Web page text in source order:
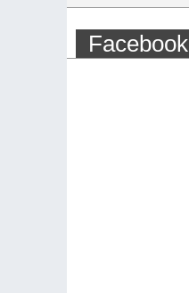
Facebook